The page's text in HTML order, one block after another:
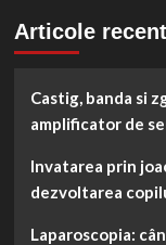
Articole
Castig, banda si
amplificator de
Invatarea prin
dezvoltarea
Laparoscopia: